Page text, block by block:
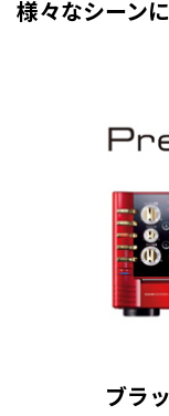
様々なシーン
ブラ